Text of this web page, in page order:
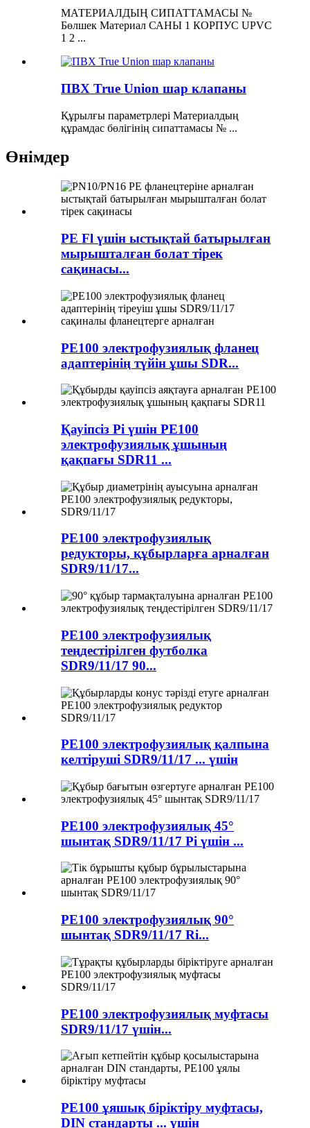
МАТЕРИАЛДЫҢ СИПАТТАМАСЫ №
Бөлшек Материал САНЫ 1 КОРПУС UPVC
1 2 ...
ПВХ True Union шар клапаны
Құрылғы параметрлері Материалдың
құрамдас бөлігінің сипаттамасы № ...
Өнімдер
PE Fl үшін ыстықтай батырылған
мырышталған болат тірек
сақинасы...
PE100 электрофузиялық фланец
адаптерінің түйін ұшы SDR...
Қауіпсіз Pi үшін PE100
электрофузиялық ұшының
қақпағы SDR11 ...
PE100 электрофузиялық
редукторы, құбырларға арналған
SDR9/11/17...
PE100 электрофузиялық
теңдестірілген футболка
SDR9/11/17 90...
PE100 электрофузиялық қалпына
келтіруші SDR9/11/17 ... үшін
PE100 электрофузиялық 45°
шынтақ SDR9/11/17 Pi үшін ...
PE100 электрофузиялық 90°
шынтақ SDR9/11/17 Ri...
PE100 электрофузиялық муфтасы
SDR9/11/17 үшін...
PE100 ұяшық біріктіру муфтасы,
DIN стандарты ... үшін